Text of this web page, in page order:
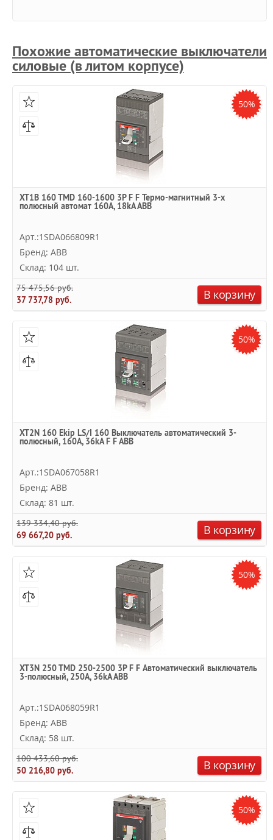
Похожие автоматические выключатели
силовые (в литом корпусе)
50%
XT1B 160 TMD 160-1600 3P F F Термо-магнитный 3-х
полюсный автомат 160А, 18kA ABB
Арт.:1SDA066809R1
Бренд: ABB
Склад: 104 шт.
75 475,56 руб.
37 737,78 руб.
В корзину
50%
XT2N 160 Ekip LS/I 160 Выключатель автоматический 3-
полюсный, 160А, 36kA F F ABB
Арт.:1SDA067058R1
Бренд: ABB
Склад: 81 шт.
139 334,40 руб.
69 667,20 руб.
В корзину
50%
XT3N 250 TMD 250-2500 3P F F Автоматический выключатель
3-полюсный, 250А, 36kA ABB
Арт.:1SDA068059R1
Бренд: ABB
Склад: 58 шт.
100 433,60 руб.
50 216,80 руб.
В корзину
50%